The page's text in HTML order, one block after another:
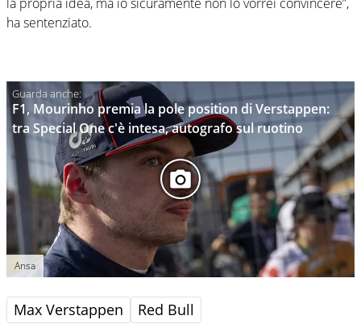
ha sentenziato.
F1, Mourinho premia la pole position di Verstappen:
tra Special One c'è intesa, autografo sul ruotino
Ansa
Max Verstappen Red Bull